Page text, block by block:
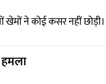
ने कोई कसर नहीं छोड़ी।
हमला